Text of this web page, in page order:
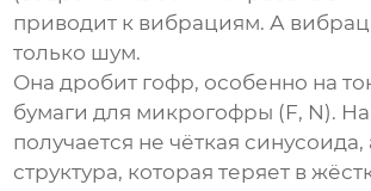
приводит к вибрациям. А
только шум.
Она дробит гофр, особенно на
бумаги для микрогофры (F, N).
получается не чёткая синусоида,
структура, которая теряет в